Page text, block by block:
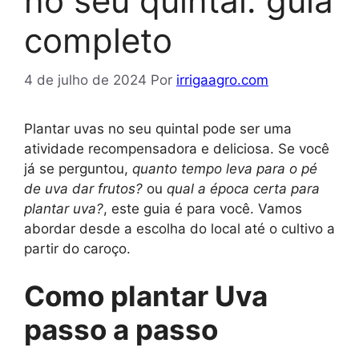
completo
4 de julho de 2024 Por irrigaagro.com
Plantar uvas no seu quintal pode ser uma
atividade recompensadora e deliciosa. Se você
já se perguntou, quanto tempo leva para o pé
de uva dar frutos? ou qual a época certa para
plantar uva?, este guia é para você. Vamos
abordar desde a escolha do local até o cultivo a
partir do caroço.
Como plantar Uva
passo a passo